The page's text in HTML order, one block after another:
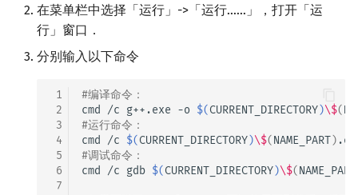
在菜单栏中选择「运行」->「运行……」，打开「运
行」窗口．
分别输入以下命令
1
2
3
4
5
6
7
#编译命令：
cmd
/c g++.exe -o $(CURRENT_DIRECTORY)\$(
#运行命令：
cmd
/c $(CURRENT_DIRECTORY)\$(NAME_PART)
#调试命令：
cmd
/c gdb $(CURRENT_DIRECTORY)\$(NAME_PART